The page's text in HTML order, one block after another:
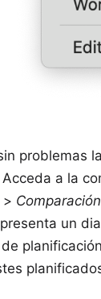
problemas
a la
>
un